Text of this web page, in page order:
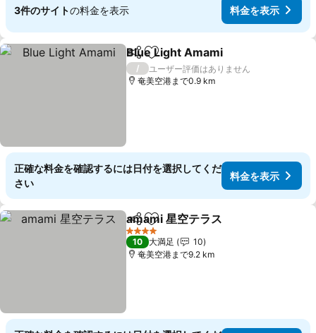
3件のサイトの料金を表示 料金を表示
シェアお気に入りに追加
Blue Light Amami
/
ユーザー評価はありません
奄美空港まで0.9 km
正確な料金を確認するには日付を選択してくだ
さい
料金を表示
シェアお気に入りに追加
amami 星空テラス
4 ホテルのランク
10 大満足
10
奄美空港まで9.2 km